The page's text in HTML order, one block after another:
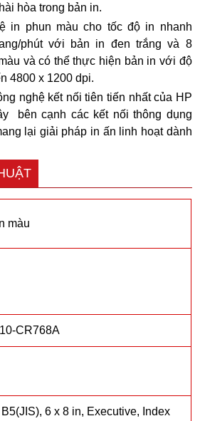
hòa trong bản in.
in phun màu cho tốc độ in nhanh
phút với bản in đen trắng và 8
và có thể thực hiện bản in với độ
4800 x 1200 dpi.
nghệ kết nối tiên tiến nhất của HP
bên cạnh các kết nối thông dụng
lại giải pháp in ấn linh hoạt dành
màu
CR768A
6 x 8 in, Executive, Index